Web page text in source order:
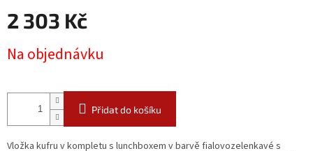
2 303 Kč
cena:
Na objednávku
Přidat do košíku
Vložka kufru v kompletu s lunchboxem v barvě fialovozelenkavé s